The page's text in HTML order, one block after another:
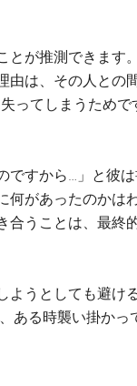
とが推測できます
は、その人との
ってしまうため
ですから…」と彼
何があったのかは
うことは、最終
うとしても避け
る時襲い掛かっ